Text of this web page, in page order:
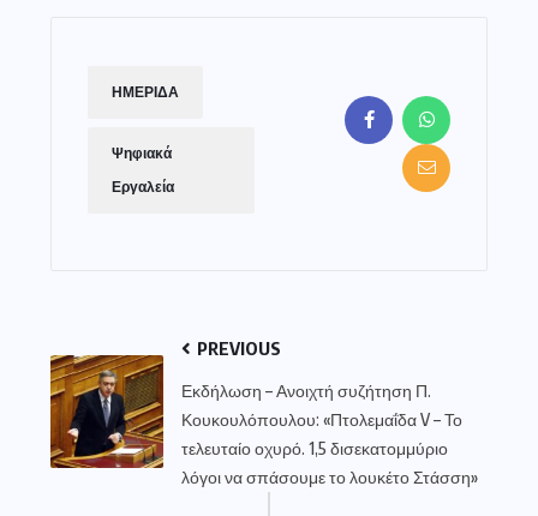
ΗΜΕΡΙΔΑ
Ψηφιακά
Εργαλεία
PREVIOUS
Εκδήλωση – Ανοιχτή συζήτηση Π.
Κουκουλόπουλου: «Πτολεμαΐδα V – Το
τελευταίο οχυρό. 1,5 δισεκατομμύριο
λόγοι να σπάσουμε το λουκέτο Στάσση»